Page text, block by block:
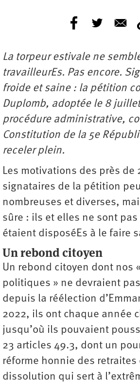
La torpeur estivale ne
travailleurEs. Pas encore.
froide et saine : la pétition
Duplomb, adoptée le 8
procédure administrative,
Constitution de la 5e
receler plein.
Les motivations des près de
signataires de la pétition
nombreuses et diverses,
sûre : ils et elles ne sont
étaient disposéEs à le faire
Un rebond citoyen
Un rebond citoyen dont nos
politiques » ne devraient
depuis la réélection
2022, ils ont chaque année
jusqu’où ils pouvaient
23 articles 49.3, dont un
réforme honnie des retraites
dissolution qui sert à